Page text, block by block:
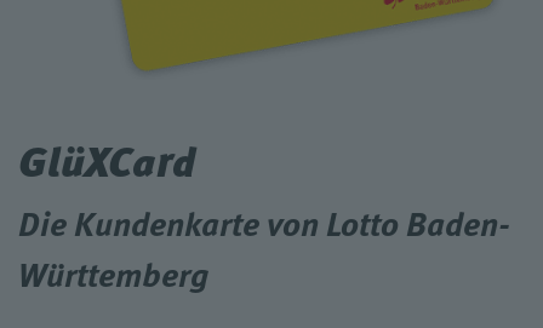
GlüXCard
Die Kundenkarte von Lotto Baden-
Württemberg